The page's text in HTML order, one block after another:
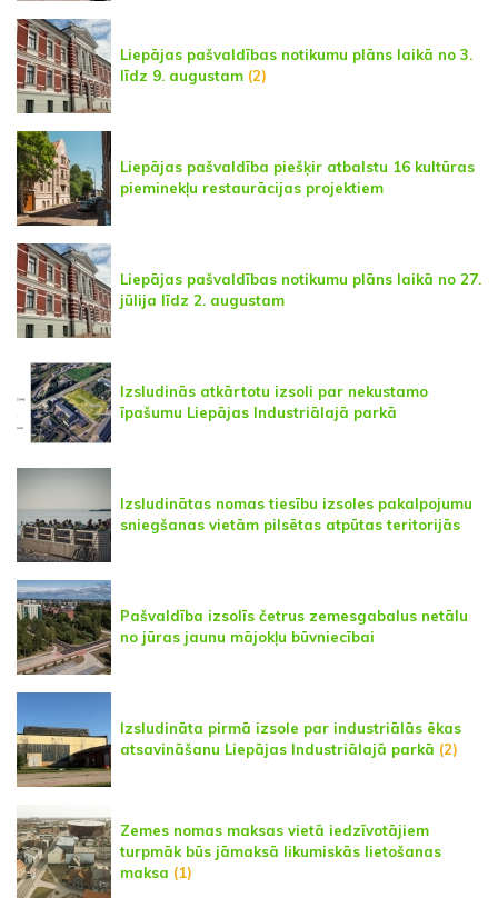
Liepājas pašvaldības notikumu plāns laikā no 3.
līdz 9. augustam (2)
Liepājas pašvaldība piešķir atbalstu 16 kultūras
pieminekļu restaurācijas projektiem
Liepājas pašvaldības notikumu plāns laikā no 27.
jūlija līdz 2. augustam
Izsludinās atkārtotu izsoli par nekustamo
īpašumu Liepājas Industriālajā parkā
Izsludinātas nomas tiesību izsoles pakalpojumu
sniegšanas vietām pilsētas atpūtas teritorijās
Pašvaldība izsolīs četrus zemesgabalus netālu
no jūras jaunu mājokļu būvniecībai
Izsludināta pirmā izsole par industriālās ēkas
atsavināšanu Liepājas Industriālajā parkā (2)
Zemes nomas maksas vietā iedzīvotājiem
turpmāk būs jāmaksā likumiskās lietošanas
maksa (1)